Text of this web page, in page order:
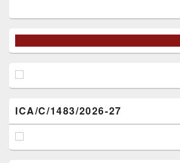
Widget
ICA/C/1483/2026-27